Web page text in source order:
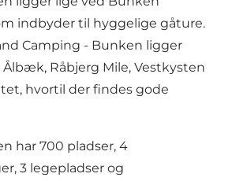
indbyder til hyggelige gåture.
Camping - Bunken ligger
Råbjerg Mile, Vestkysten
hvortil der findes gode
har 700 pladser, 4
3 legepladser og